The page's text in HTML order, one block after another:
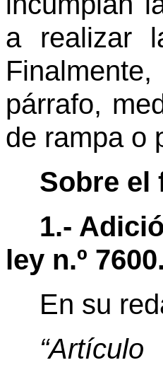
a realizar
párrafo,
de rampa o
Sobre el
1.-
ley n.º 7600.
En su